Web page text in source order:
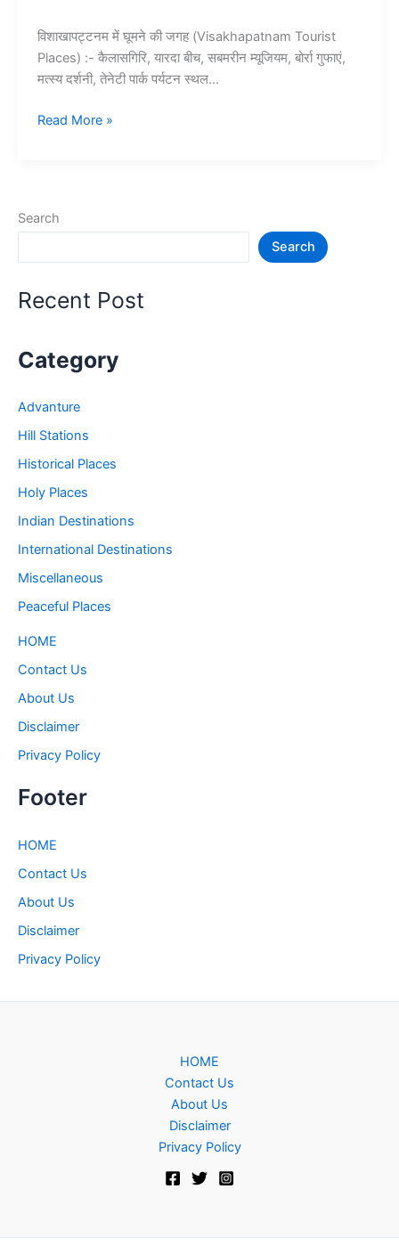
विशाखापट्टनम में घूमने की जगह (Visakhapatnam Tourist
Places) :- कैलासगिरि, यारदा बीच, सबमरीन म्यूजियम, बोर्रा गुफाएं,
मत्स्य दर्शनी, तेनेटी पार्क पर्यटन स्थल…
10+
जगह
Places
Read More »
Search
Search
Recent Post
Category
Advanture
Hill Stations
Historical Places
Holy Places
Indian Destinations
International Destinations
Miscellaneous
Peaceful Places
HOME
Contact Us
About Us
Disclaimer
Privacy Policy
Footer
HOME
Contact Us
About Us
Disclaimer
Privacy Policy
HOME
Contact Us
About Us
Disclaimer
Privacy Policy